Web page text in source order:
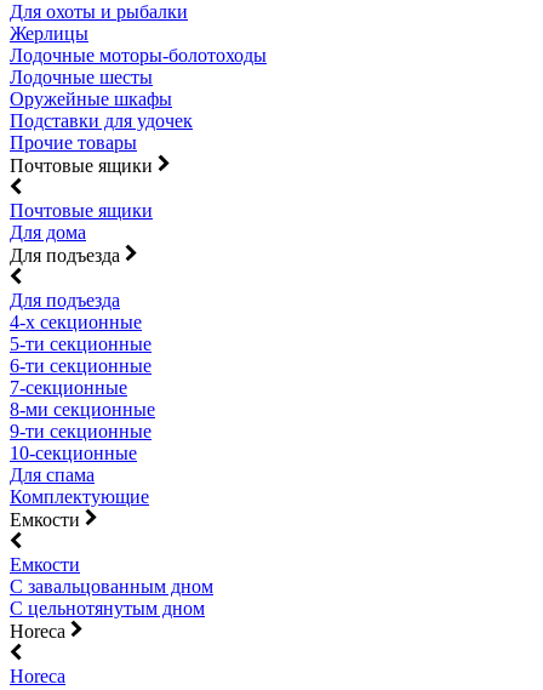
Для охоты и рыбалки
Жерлицы
Лодочные моторы-болотоходы
Лодочные шесты
Оружейные шкафы
Подставки для удочек
Прочие товары
Почтовые ящики
Почтовые ящики
Для дома
Для подъезда
Для подъезда
4-х секционные
5-ти секционные
6-ти секционные
7-секционные
8-ми секционные
9-ти секционные
10-секционные
Для спама
Комплектующие
Емкости
Емкости
С завальцованным дном
С цельнотянутым дном
Horeca
Horeca